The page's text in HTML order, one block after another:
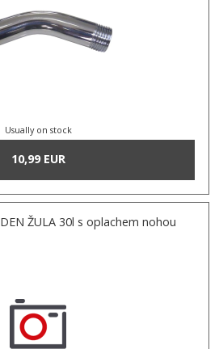
Usually on stock
10,99 EUR
ŽULA 30l s oplachem nohou